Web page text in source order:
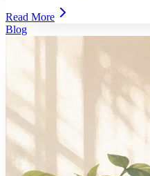
Read More
Blog